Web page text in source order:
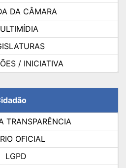
DA CÂMARA
/ INICIATIVA
TRANSPARÊNCIA
OFICIAL
LGPD